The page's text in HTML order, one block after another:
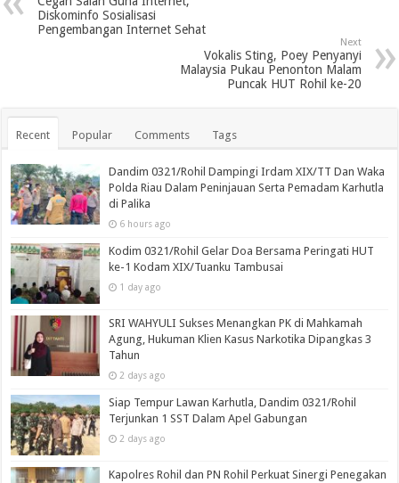
Diskominfo Sosialisasi
Pengembangan Internet Sehat
Next
Vokalis Sting, Poey Penyanyi
Malaysia Pukau Penonton Malam
Puncak HUT Rohil ke-20
Recent Popular Comments Tags
Dandim 0321/Rohil Dampingi Irdam XIX/TT Dan Waka
Polda Riau Dalam Peninjauan Serta Pemadam Karhutla
di Palika
6 hours ago
Kodim 0321/Rohil Gelar Doa Bersama Peringati HUT
ke-1 Kodam XIX/Tuanku Tambusai
1 day ago
SRI WAHYULI Sukses Menangkan PK di Mahkamah
Agung, Hukuman Klien Kasus Narkotika Dipangkas 3
Tahun
2 days ago
Siap Tempur Lawan Karhutla, Dandim 0321/Rohil
Terjunkan 1 SST Dalam Apel Gabungan
2 days ago
Kapolres Rohil dan PN Rohil Perkuat Sinergi Penegakan